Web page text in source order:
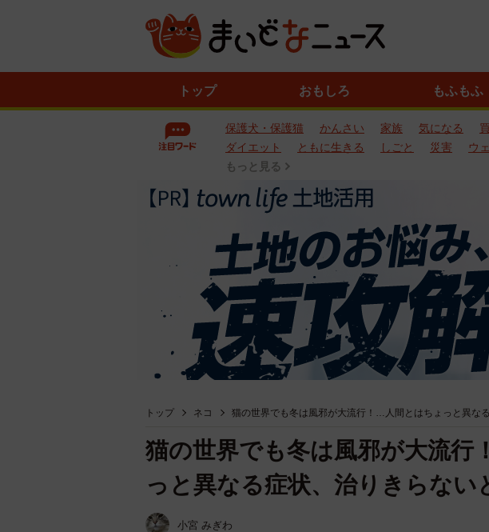
トップ おもしろ もふもふ
保護犬・保護猫 かんさい 家族 気になる
ダイエット
ともに生きる しごと 災害 ウ
もっと見る
トップ ネコ 猫の世界でも冬は風邪が大流行！…人間とはちょっと異な
猫の世界でも冬は風邪が大流行
っと異なる症状、治りきらない
小宮 みぎわ